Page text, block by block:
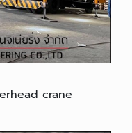
crane